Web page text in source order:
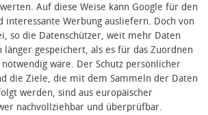
Auf diese Weise kann Google für den
interessante Werbung ausliefern. Doch von
so die Datenschützer, weit mehr Daten
länger gespeichert, als es für das Zuordnen
wäre. Der Schutz persönlicher
die Ziele, die mit dem Sammeln der Daten
werden, sind aus europäischer
nachvollziehbar und überprüfbar.